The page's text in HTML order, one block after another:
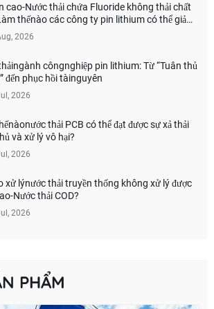
cao-Nước thải chứa Fluoride không thải chất
thếnào các công ty pin lithium có thể giảm
xử lý môi trường?
2026
côngnghiệp pin lithium: Từ “Tuân thủ
đến phục hồi tàinguyên
2026
thải PCB có thể đạt được sự xả thải
và xử lý vô hại?
2026
xử lýnước thải truyền thống không xử lý được
Nước thải COD?
2026
PHẨM